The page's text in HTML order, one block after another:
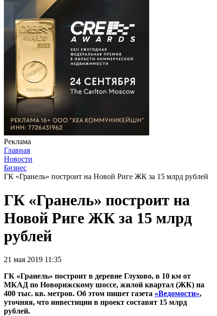
Реклама
Главная
Новости
Бизнес
ГК «Гранель» построит на Новой Риге ЖК за 15 млрд рублей
ГК «Гранель» построит на
Новой Риге ЖК за 15 млрд
рублей
21 мая 2019 11:35
ГК «Гранель» построит в деревне Глухово, в 10 км от
МКАД по Новорижскому шоссе, жилой квартал (ЖК) на
400 тыс. кв. метров. Об этом пишет газета «Ведомости»,
уточняя, что инвестиции в проект составят 15 млрд
рублей.